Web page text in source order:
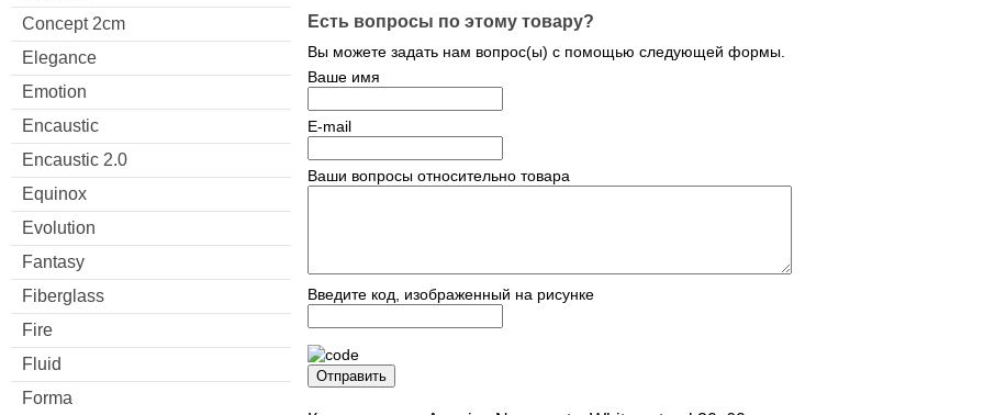
Concept 2cm
Elegance
Emotion
Encaustic
Encaustic 2.0
Equinox
Evolution
Fantasy
Fiberglass
Fire
Fluid
Forma
Есть вопросы по этому товару?
Вы можете задать нам вопрос(ы) с помощью следующей формы.
Ваше имя
E-mail
Ваши вопросы относительно товара
Введите код, изображенный на рисунке
Отправить